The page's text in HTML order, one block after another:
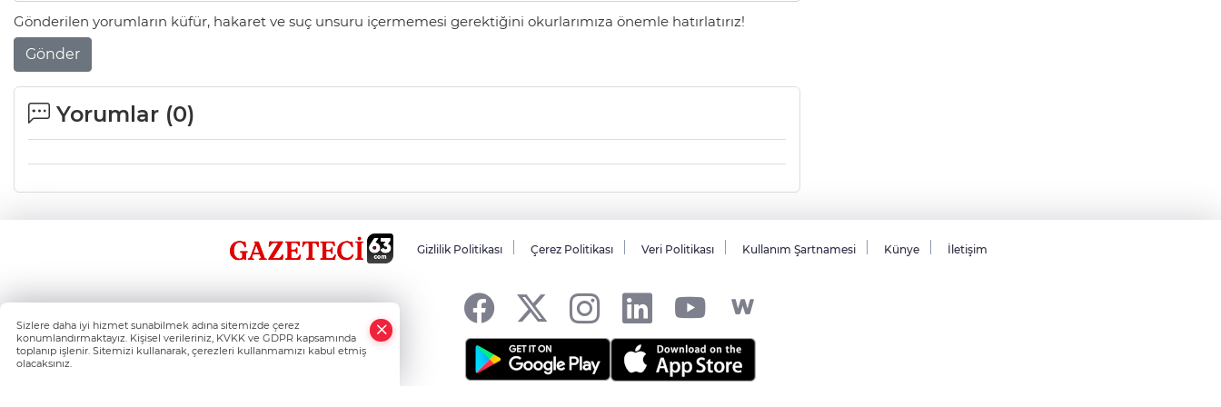
Gönderilen yorumların küfür, hakaret ve suç unsuru içermemesi gerektiğini okurlarımıza önemle hatırlatırız!
Gönder
Yorumlar (0)
Gizlilik Politikası Çerez Politikası Veri Politikası Kullanım Şartnamesi Künye İletişim
Sizlere daha iyi hizmet sunabilmek adına sitemizde çerez
konumlandırmaktayız. Kişisel verileriniz, KVKK ve GDPR kapsamında
toplanıp işlenir. Sitemizi kullanarak, çerezleri kullanmamızı kabul etmiş
olacaksınız.
Whatsapp